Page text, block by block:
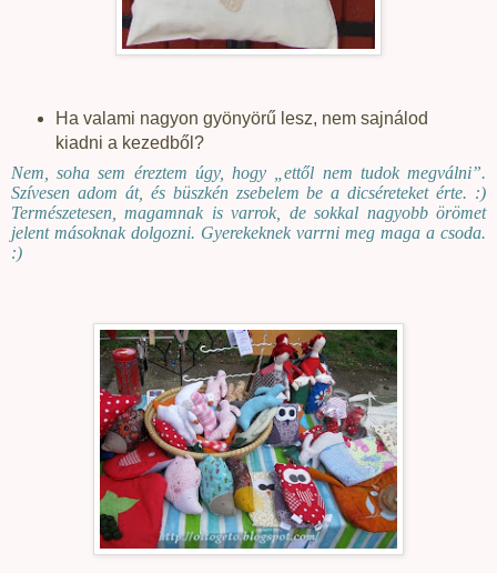
Ha valami nagyon gyönyörű lesz, nem sajnálod
kiadni a kezedből?
Nem, soha sem éreztem úgy, hogy „ettől nem tudok megválni”.
Szívesen adom át, és büszkén zsebelem be a dicséreteket érte. :)
Természetesen, magamnak is varrok, de sokkal nagyobb örömet
jelent másoknak dolgozni. Gyerekeknek varrni meg maga a csoda.
:)